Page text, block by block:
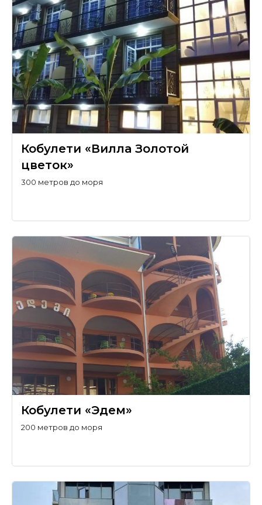
Кобулети «Вилла Золотой
цветок»
300 метров до моря
Кобулети «Эдем»
200 метров до моря